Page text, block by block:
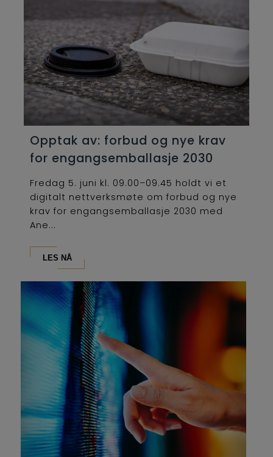
Opptak av: forbud og nye krav
for engangsemballasje 2030
Fredag 5. juni kl. 09.00–09.45 holdt vi et
digitalt nettverksmøte om forbud og nye
krav for engangsemballasje 2030 med
Ane...
LES NÅ